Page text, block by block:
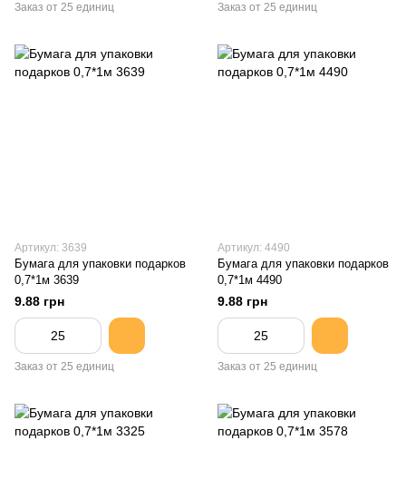
Заказ от 25 единиц Заказ от 25 единиц
Артикул: 3639
Бумага для упаковки подарков
0,7*1м 3639
9.88 грн
Заказ от 25 единиц
Артикул: 4490
Бумага для упаковки подарков
0,7*1м 4490
9.88 грн
Заказ от 25 единиц